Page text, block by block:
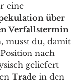
eine
über
Verfallstermin
musst du, damit
nach
geliefert
Trade in den